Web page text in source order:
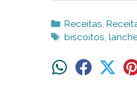
Categorias
Receitas,
Tags
biscoitos,
ShareShare